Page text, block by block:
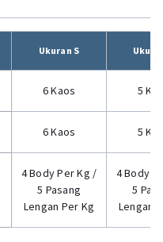
Ukuran S
6 Kaos 5
6 Kaos 5
4 Body Per Kg /
5 Pasang
Lengan Per Kg
4 Body
5
Lengan